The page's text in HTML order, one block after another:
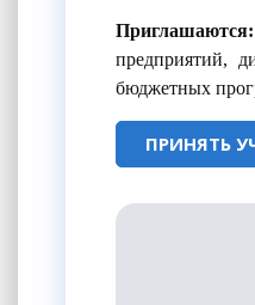
Приглашаются:
предприятий,
бюджетных
ПРИНЯТЬ